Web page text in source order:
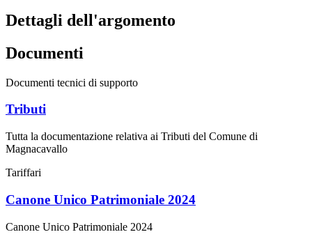
Dettagli dell'argomento
Documenti
Documenti tecnici di supporto
Tributi
Tutta la documentazione relativa ai Tributi del Comune di
Magnacavallo
Tariffari
Canone Unico Patrimoniale 2024
Canone Unico Patrimoniale 2024